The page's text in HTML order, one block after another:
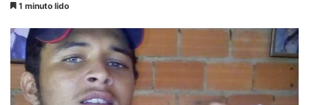
d
e
u
m
e
1 minuto lido